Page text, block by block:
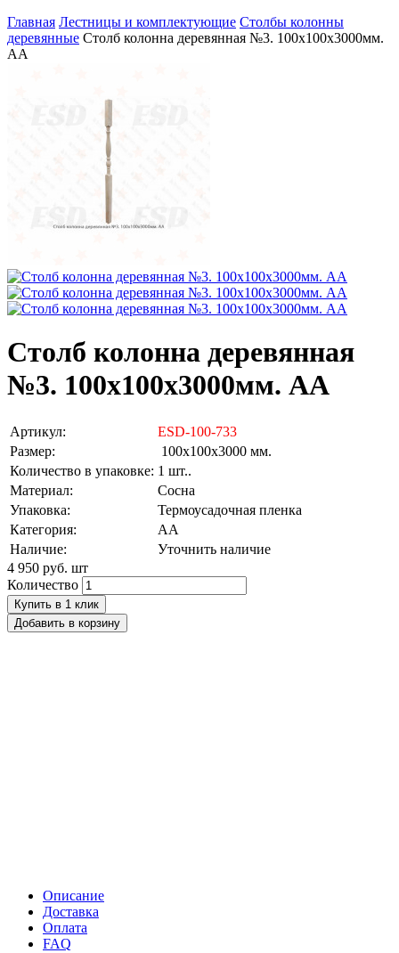
Главная Лестницы и комплектующие Столбы колонны
деревянные Столб колонна деревянная №3. 100х100х3000мм.
АА
Столб колонна деревянная
№3. 100х100х3000мм. АА
Артикул:
ESD-100-733
Размер:
100х100х3000 мм.
Количество в упаковке: 1 шт..
Материал:
Сосна
Упаковка:
Термоусадочная пленка
Категория:
АА
Наличие:
Уточнить наличие
4 950 руб. шт
Количество
Купить в 1 клик
Добавить в корзину
Описание
Доставка
Оплата
FAQ